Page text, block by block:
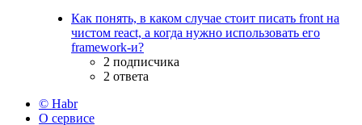
Как понять, в каком случае стоит писать front на
чистом react, а когда нужно использовать его
framework-и?
2 подписчика
2 ответа
© Habr
О сервисе